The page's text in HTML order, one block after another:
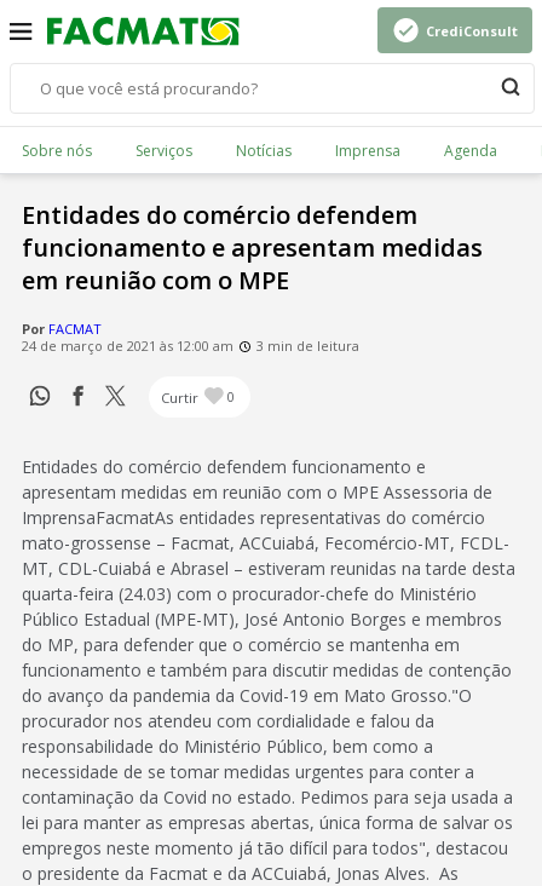
CrediConsult
Sobre nós Serviços Notícias Imprensa Agenda
Entidades do comércio defendem
funcionamento e apresentam medidas
em reunião com o MPE
Por FACMAT
24 de março de 2021 às 12:00 am
3 min de leitura
Curtir 0
Entidades do comércio defendem funcionamento e
apresentam medidas em reunião com o MPE Assessoria de
ImprensaFacmatAs entidades representativas do comércio
mato-grossense – Facmat, ACCuiabá, Fecomércio-MT, FCDL-
MT, CDL-Cuiabá e Abrasel – estiveram reunidas na tarde desta
quarta-feira (24.03) com o procurador-chefe do Ministério
Público Estadual (MPE-MT), José Antonio Borges e membros
do MP, para defender que o comércio se mantenha em
funcionamento e também para discutir medidas de contenção
do avanço da pandemia da Covid-19 em Mato Grosso."O
procurador nos atendeu com cordialidade e falou da
responsabilidade do Ministério Público, bem como a
necessidade de se tomar medidas urgentes para conter a
contaminação da Covid no estado. Pedimos para seja usada a
lei para manter as empresas abertas, única forma de salvar os
empregos neste momento já tão difícil para todos", destacou
o presidente da Facmat e da ACCuiabá, Jonas Alves. As